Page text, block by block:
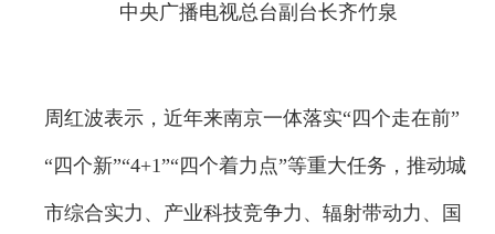
中央广播电视总台副台长齐竹泉
周红波表示，近年来南京一体落实“四个走在前”
“四个新”“4+1”“四个着力点”等重大任务，推动城
市综合实力、产业科技竞争力、辐射带动力、国